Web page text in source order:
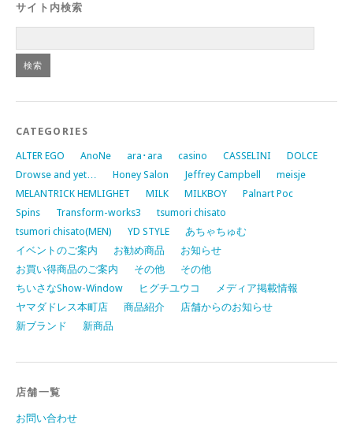
サイト内検索
CATEGORIES
ALTER EGO AnoNe ara･ara casino CASSELINI
DOLCE
Drowse and yet…
Honey Salon Jeffrey Campbell
meisje
MELANTRICK HEMLIGHET
MILK MILKBOY
Palnart Poc
Spins
Transform-works3
tsumori chisato
tsumori chisato(MEN)
YD STYLE
あちゃちゅむ
イベントのご案内
お勧め商品
お知らせ
お買い得商品のご案内
その他
その他
ちいさなShow-Window
ヒグチユウコ
メディア掲載情報
ヤマダドレス本町店
商品紹介
店舗からのお知らせ
新ブランド
新商品
店舗一覧
お問い合わせ